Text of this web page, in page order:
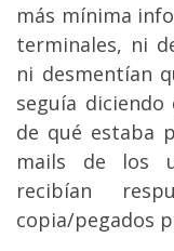
más mínima
terminales, ni
ni desmentían
seguía
de qué estaba
mails de los
recibían
copia/pegados